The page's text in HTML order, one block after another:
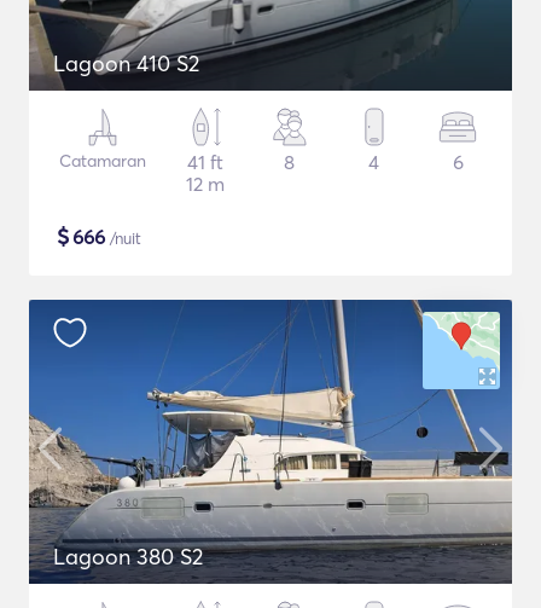
Lagoon 410 S2
Catamaran
41 ft
12 m
8 4 6
$666 /nuit
Lagoon 380 S2